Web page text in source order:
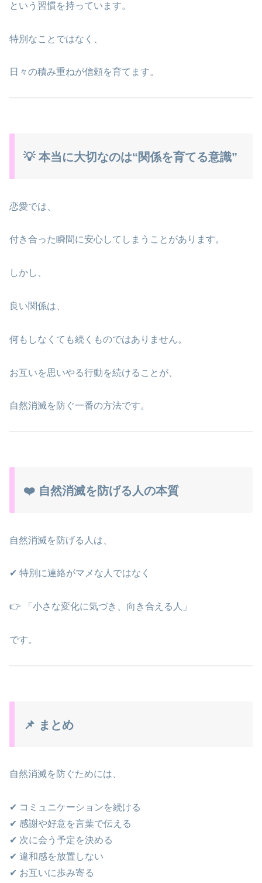
という習慣を持っています。
特別なことではなく、
日々の積み重ねが信頼を育てます。
💡 本当に大切なのは“関係を育てる意識”
恋愛では、
付き合った瞬間に安心してしまうことがあります。
しかし、
良い関係は、
何もしなくても続くものではありません。
お互いを思いやる行動を続けることが、
自然消滅を防ぐ一番の方法です。
❤️ 自然消滅を防げる人の本質
自然消滅を防げる人は、
✔ 特別に連絡がマメな人ではなく
👉 「小さな変化に気づき、向き合える人」
です。
📌 まとめ
自然消滅を防ぐためには、
✔ コミュニケーションを続ける
✔ 感謝や好意を言葉で伝える
✔ 次に会う予定を決める
✔ 違和感を放置しない
✔ お互いに歩み寄る